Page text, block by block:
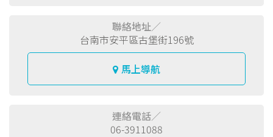
聯絡地址／
台南市安平區古堡街196號
馬上導航
連絡電話／
06-3911088